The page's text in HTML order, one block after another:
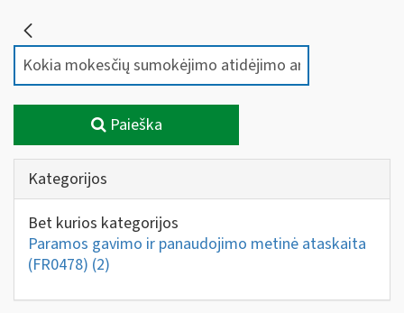
Paieška
Kategorijos
Bet kurios kategorijos
Paramos gavimo ir panaudojimo metinė ataskaita
(FR0478) (2)